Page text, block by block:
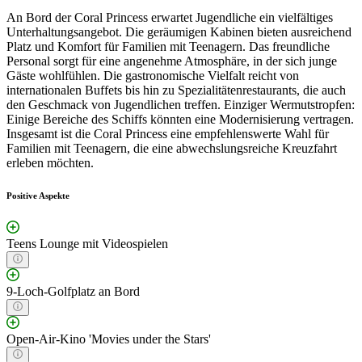
An Bord der Coral Princess erwartet Jugendliche ein vielfältiges
Unterhaltungsangebot. Die geräumigen Kabinen bieten ausreichend
Platz und Komfort für Familien mit Teenagern. Das freundliche
Personal sorgt für eine angenehme Atmosphäre, in der sich junge
Gäste wohlfühlen. Die gastronomische Vielfalt reicht von
internationalen Buffets bis hin zu Spezialitätenrestaurants, die auch
den Geschmack von Jugendlichen treffen. Einziger Wermutstropfen:
Einige Bereiche des Schiffs könnten eine Modernisierung vertragen.
Insgesamt ist die Coral Princess eine empfehlenswerte Wahl für
Familien mit Teenagern, die eine abwechslungsreiche Kreuzfahrt
erleben möchten.
Positive Aspekte
Teens Lounge mit Videospielen
9-Loch-Golfplatz an Bord
Open-Air-Kino 'Movies under the Stars'